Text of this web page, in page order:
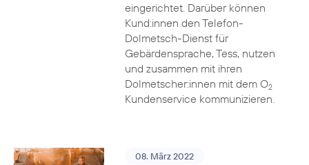
eingerichtet. Darüber können
Kund:innen den Telefon-
Dolmetsch-Dienst für
Gebärdensprache, Tess, nutzen
und zusammen mit ihren
Dolmetscher:innen mit dem O2
Kundenservice kommunizieren.
08. März 2022